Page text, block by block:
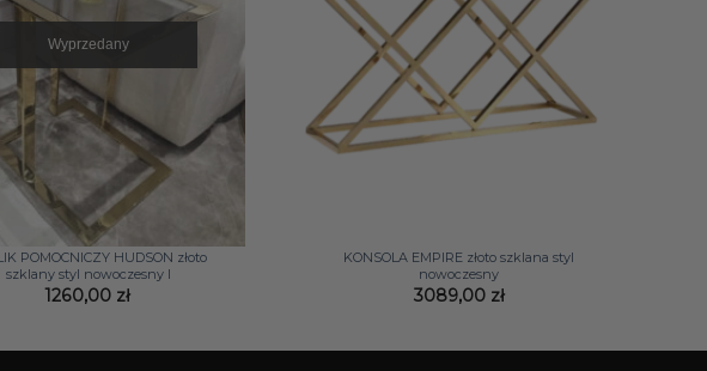
Wyprzedany
POMOCNICZY HUDSON złoto
szklany styl nowoczesny I
1260,00 zł
KONSOLA EMPIRE złoto szklana styl
nowoczesny
3089,00 zł